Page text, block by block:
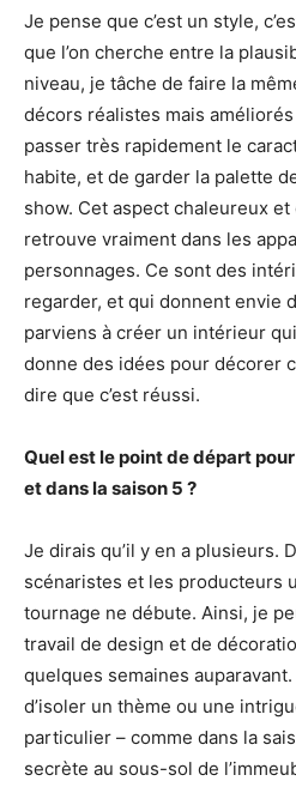
Je pense que c’est un style,
que l’on cherche entre la
niveau, je tâche de faire la
décors réalistes mais
passer très rapidement le
habite, et de garder la palette
show. Cet aspect chaleureux
retrouve vraiment dans les
personnages. Ce sont des
regarder, et qui donnent envie
parviens à créer un intérieur
donne des idées pour décorer
dire que c’est réussi.
Quel est le point de départ
et dans la saison 5 ?
Je dirais qu’il y en a plusieurs.
scénaristes et les producteurs
tournage ne débute. Ainsi, je
travail de design et de
quelques semaines
d’isoler un thème ou une
particulier – comme dans la
secrète au sous-sol de